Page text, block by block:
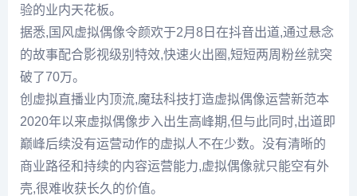
验的业内天花板。
据悉,国风虚拟偶像令颜欢于2月8日在抖音出道,通过悬念
的故事配合影视级别特效,快速火出圈,短短两周粉丝就突
破了70万。
创虚拟直播业内顶流,魔珐科技打造虚拟偶像运营新范本
2020年以来虚拟偶像步入出生高峰期,但与此同时,出道即
巅峰后续没有运营动作的虚拟人不在少数。没有清晰的
商业路径和持续的内容运营能力,虚拟偶像就只能空有外
壳,很难收获长久的价值。